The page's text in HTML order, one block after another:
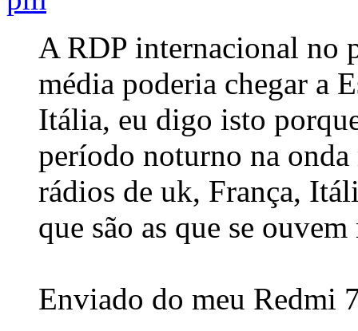
A RDP internacional no
média poderia chegar a
Itália, eu digo isto
período noturno na
rádios de uk, França,
que são as que se
Enviado do meu Redmi